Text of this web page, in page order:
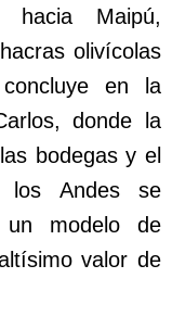
hacia Maipú,
olivícolas
en la
donde la
bodegas y el
los Andes se
modelo de
valor de